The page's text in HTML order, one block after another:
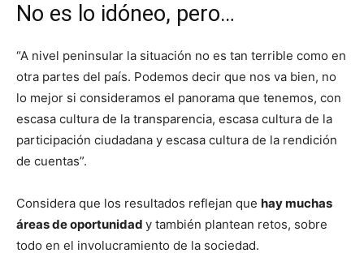
No es lo idóneo, pero…
“A nivel peninsular la situación no es tan terrible como en
otra partes del país. Podemos decir que nos va bien, no
lo mejor si consideramos el panorama que tenemos, con
escasa cultura de la transparencia, escasa cultura de la
participación ciudadana y escasa cultura de la rendición
de cuentas”.
Considera que los resultados reflejan que hay muchas
áreas de oportunidad y también plantean retos, sobre
todo en el involucramiento de la sociedad.